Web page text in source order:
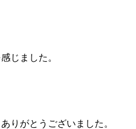
じました。
りがとうございました。